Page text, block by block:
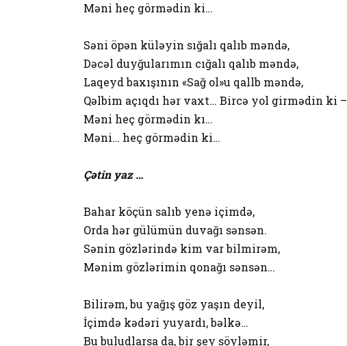
Məni heç görmədin ki…
Səni öpən küləyin sığalı qalıb məndə,
Dəcəl duyğularımın cığalı qalıb məndə,
Laqeyd baxışının «Sağ ol»u qallb məndə,
Qəlbim açıqdı hər vaxt… Bircə yol girmədin ki –
Məni heç görmədin kı…
Məni… heç görmədin ki…
Çətin yaz …
Bahar köçün salıb yenə içimdə,
Orda hər gülümün duvağı sənsən.
Sənin gözlərində kim var bilmirəm,
Mənim gözlərimin qonağı sənsən…
Bilirəm, bu yağış göz yaşın deyil,
İçimdə kədəri yuyardı, bəlkə…
Bu buludlarsa da, bir şey söyləmir,